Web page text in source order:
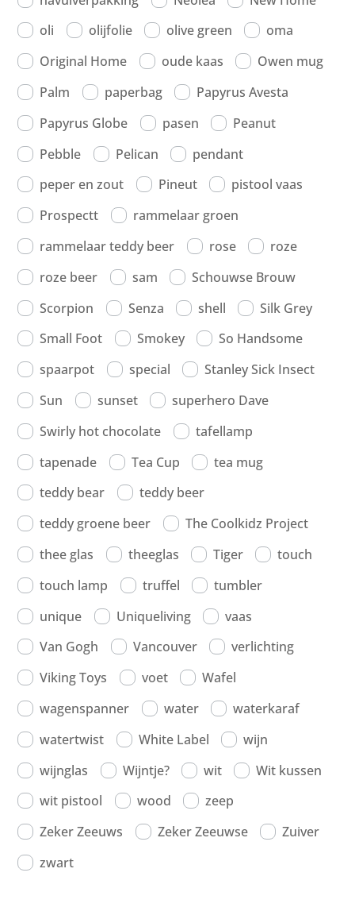
oli
olijfolie olive green
oma
Original Home
oude kaas
Owen mug
Palm
paperbag
Papyrus Avesta
Papyrus Globe
pasen
Peanut
Pebble
Pelican
pendant
peper en zout
Pineut
pistool vaas
Prospectt
rammelaar groen
rammelaar teddy beer
rose
roze
roze beer
sam
Schouwse Brouw
Scorpion
Senza shell
Silk Grey
Small Foot
Smokey
So Handsome
spaarpot
special
Stanley Sick Insect
Sun
sunset
superhero Dave
Swirly hot chocolate
tafellamp
tapenade
Tea Cup
tea mug
teddy bear
teddy beer
teddy groene beer
The Coolkidz Project
thee glas
theeglas Tiger
touch
touch lamp
truffel
tumbler
unique
Uniqueliving
vaas
Van Gogh
Vancouver
verlichting
Viking Toys
voet
Wafel
wagenspanner
water
waterkaraf
watertwist
White Label
wijn
wijnglas
Wijntje? wit
Wit kussen
wit pistool
wood
zeep
Zeker Zeeuws
Zeker Zeeuwse
Zuiver
zwart